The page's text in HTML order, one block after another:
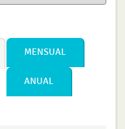
MENSUAL
ANUAL